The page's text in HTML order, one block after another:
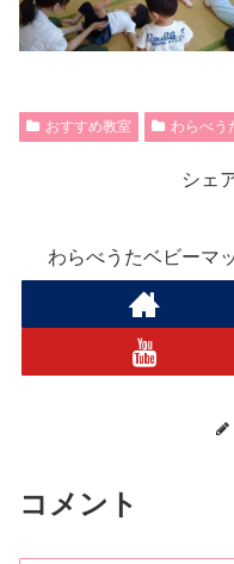
おすすめ教室 わらべう
シェ
わらべうたベビーマ
コメント